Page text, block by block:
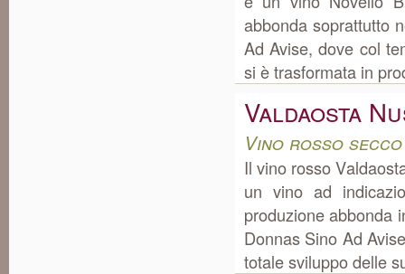
abbonda soprattutto
Ad Avise, dove col
si è trasformata in
Valdaosta
Vino rosso
Il vino rosso
un vino ad
produzione abbonda
Donnas Sino Ad
totale sviluppo delle